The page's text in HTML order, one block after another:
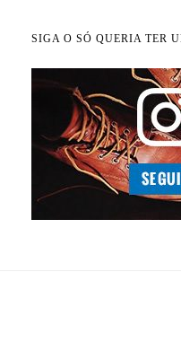
SIGA O SÓ QUERIA TER